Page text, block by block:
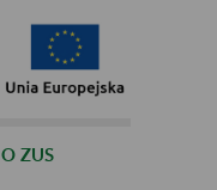
O ZUS